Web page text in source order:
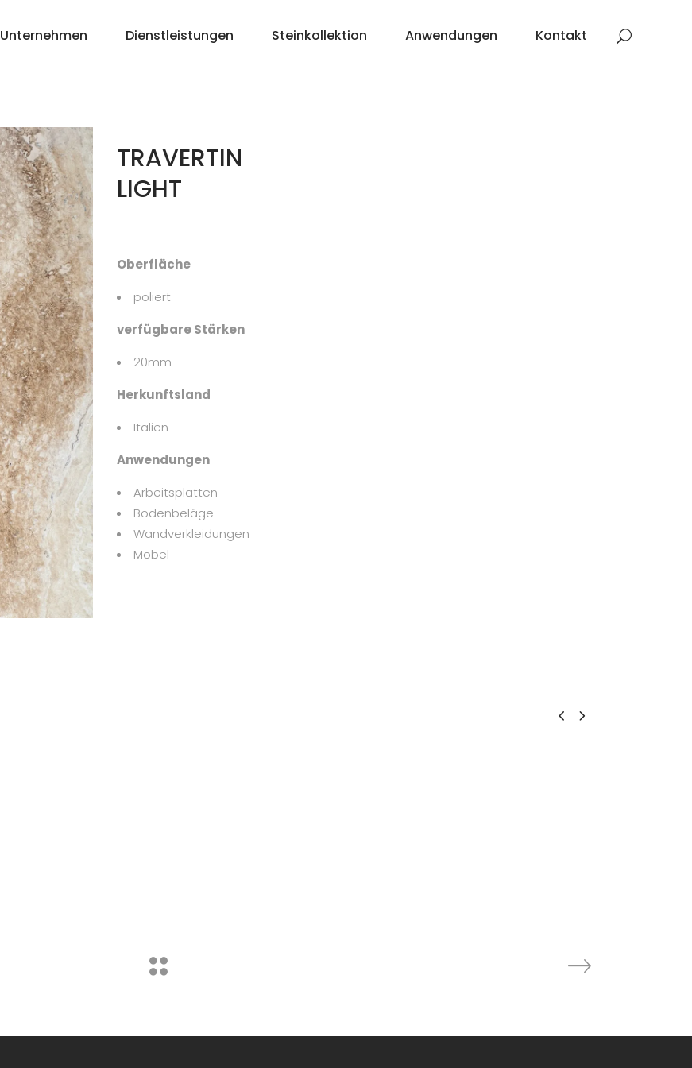
Unternehmen Dienstleistungen Steinkollektion Anwendungen Kontakt
TRAVERTIN
LIGHT
Oberfläche
poliert
verfügbare Stärken
20mm
Herkunftsland
Italien
Anwendungen
Arbeitsplatten
Bodenbeläge
Wandverkleidungen
Möbel